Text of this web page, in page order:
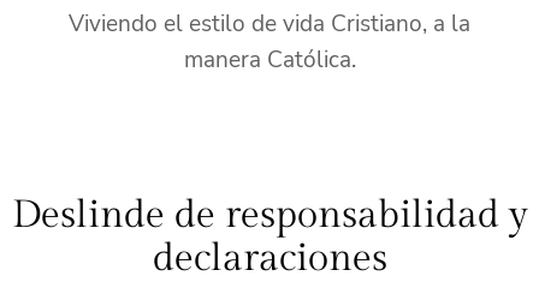
Viviendo el estilo de vida Cristiano, a la
manera Católica.
Deslinde de responsabilidad y
declaraciones